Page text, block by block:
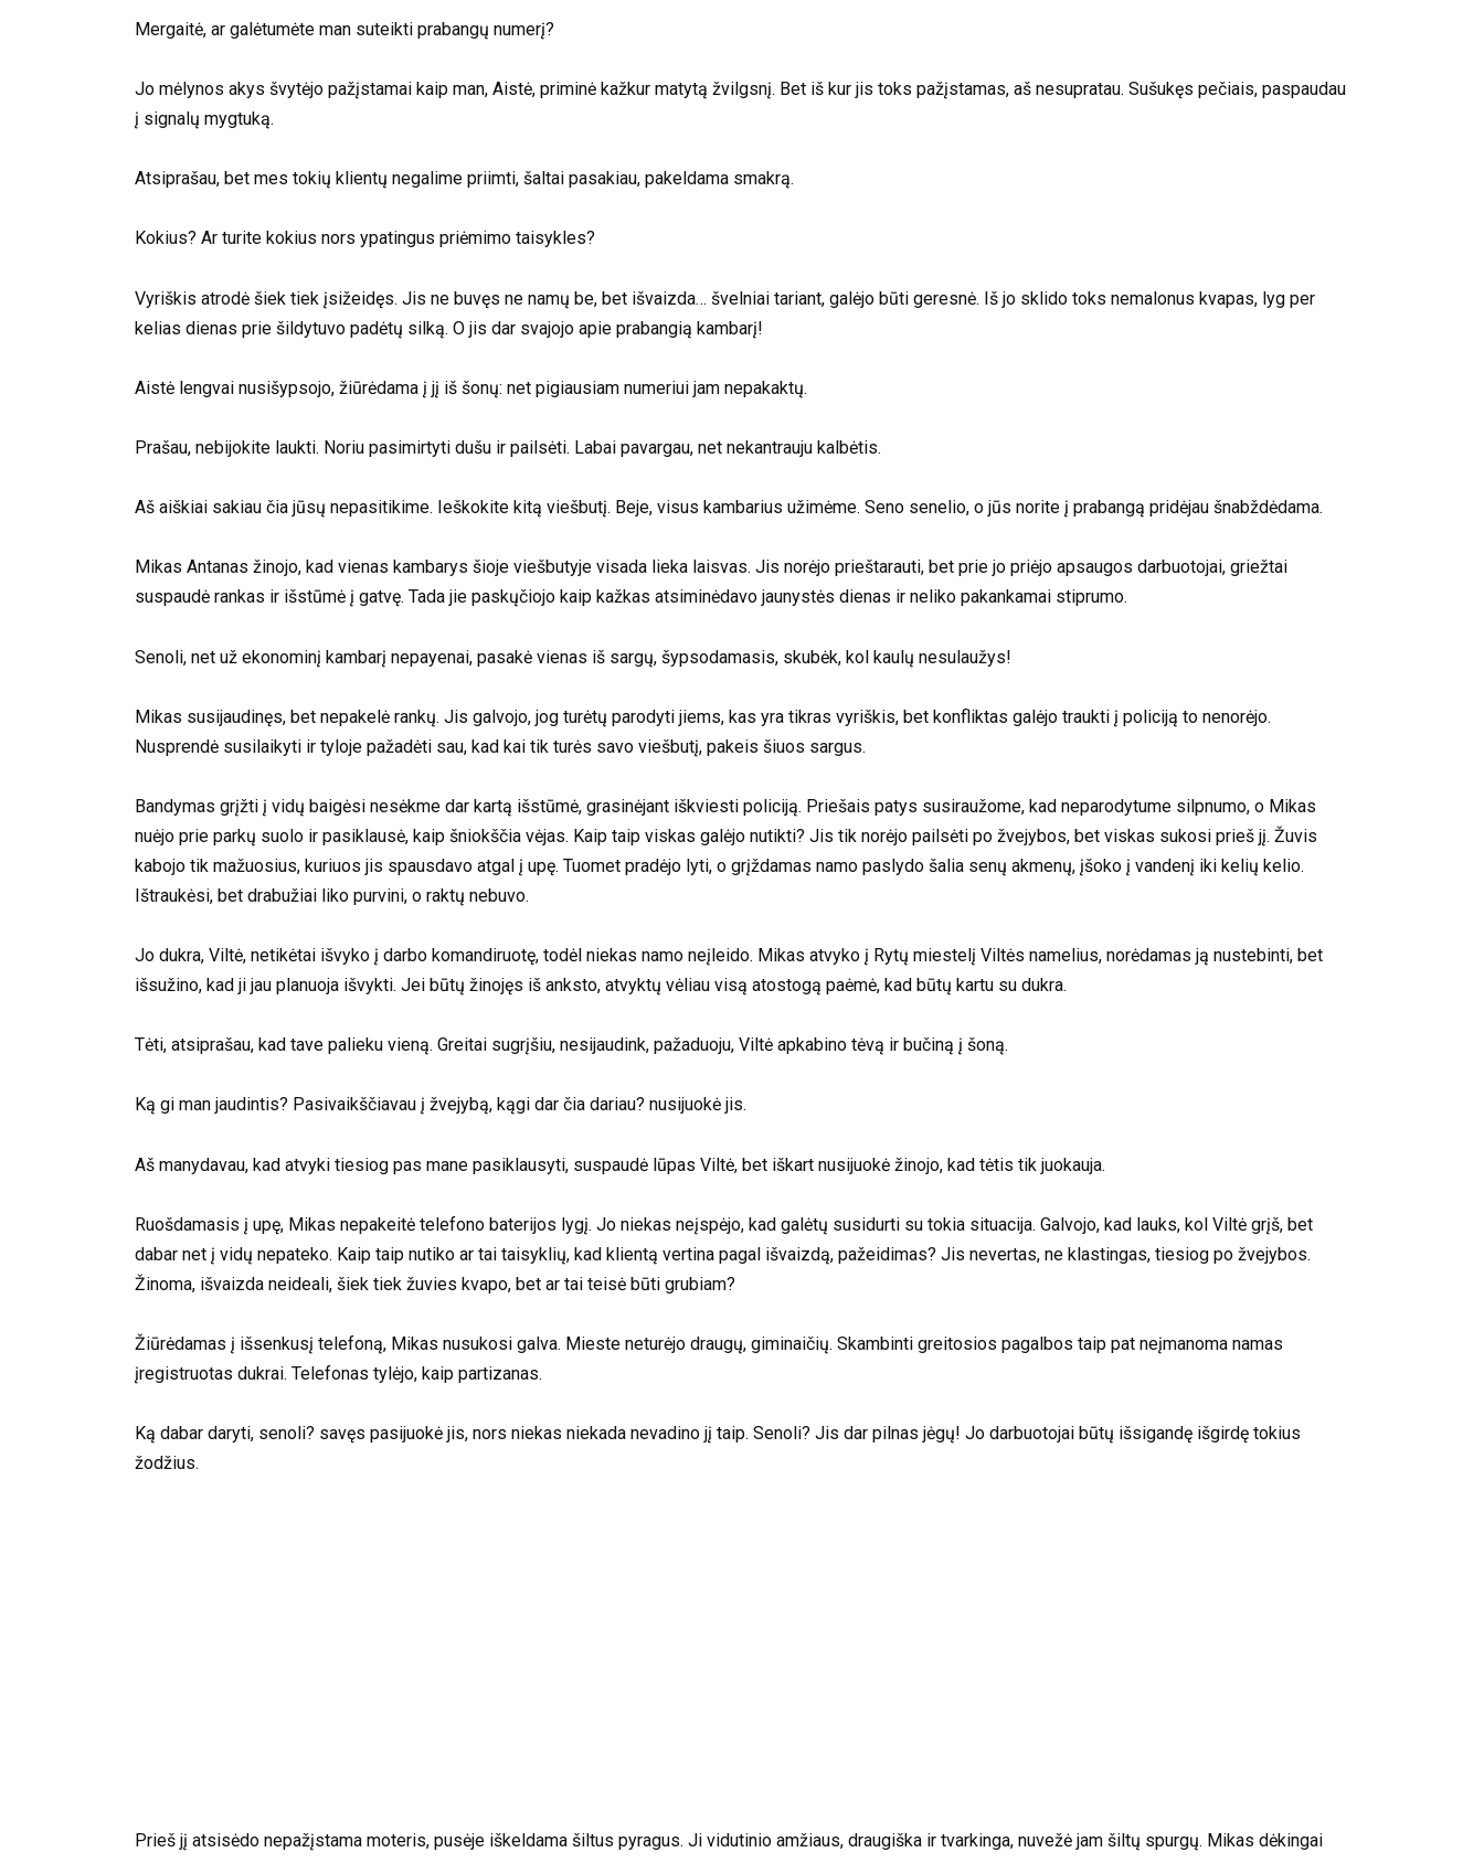
Mergaitė, ar galėtumėte man suteikti prabangų numerį?
Jo mėlynos akys švytėjo pažįstamai kaip man, Aistė, priminė kažkur matytą žvilgsnį. Bet iš kur jis toks pažįstamas, aš nesupratau. Sušukęs pečiais, paspaudau
į signalų mygtuką.
Atsiprašau, bet mes tokių klientų negalime priimti, šaltai pasakiau, pakeldama smakrą.
Kokius? Ar turite kokius nors ypatingus priėmimo taisykles?
Vyriškis atrodė šiek tiek įsižeidęs. Jis ne buvęs ne namų be, bet išvaizda… švelniai tariant, galėjo būti geresnė. Iš jo sklido toks nemalonus kvapas, lyg per
kelias dienas prie šildytuvo padėtų silką. O jis dar svajojo apie prabangią kambarį!
Aistė lengvai nusišypsojo, žiūrėdama į jį iš šonų: net pigiausiam numeriui jam nepakaktų.
Prašau, nebijokite laukti. Noriu pasimirtyti dušu ir pailsėti. Labai pavargau, net nekantrauju kalbėtis.
Aš aiškiai sakiau čia jūsų nepasitikime. Ieškokite kitą viešbutį. Beje, visus kambarius užimėme. Seno senelio, o jūs norite į prabangą pridėjau šnabždėdama.
Mikas Antanas žinojo, kad vienas kambarys šioje viešbutyje visada lieka laisvas. Jis norėjo prieštarauti, bet prie jo priėjo apsaugos darbuotojai, griežtai
suspaudė rankas ir išstūmė į gatvę. Tada jie paskųčiojo kaip kažkas atsiminėdavo jaunystės dienas ir neliko pakankamai stiprumo.
Senoli, net už ekonominį kambarį nepayenai, pasakė vienas iš sargų, šypsodamasis, skubėk, kol kaulų nesulaužys!
Mikas susijaudinęs, bet nepakelė rankų. Jis galvojo, jog turėtų parodyti jiems, kas yra tikras vyriškis, bet konfliktas galėjo traukti į policiją to nenorėjo.
Nusprendė susilaikyti ir tyloje pažadėti sau, kad kai tik turės savo viešbutį, pakeis šiuos sargus.
Bandymas grįžti į vidų baigėsi nesėkme dar kartą išstūmė, grasinėjant iškviesti policiją. Priešais patys susiraužome, kad neparodytume silpnumo, o Mikas
nuėjo prie parkų suolo ir pasiklausė, kaip šniokščia vėjas. Kaip taip viskas galėjo nutikti? Jis tik norėjo pailsėti po žvejybos, bet viskas sukosi prieš jį. Žuvis
kabojo tik mažuosius, kuriuos jis spausdavo atgal į upę. Tuomet pradėjo lyti, o grįždamas namo paslydo šalia senų akmenų, įšoko į vandenį iki kelių kelio.
Ištraukėsi, bet drabužiai liko purvini, o raktų nebuvo.
Jo dukra, Viltė, netikėtai išvyko į darbo komandiruotę, todėl niekas namo neįleido. Mikas atvyko į Rytų miestelį Viltės namelius, norėdamas ją nustebinti, bet
išsužino, kad ji jau planuoja išvykti. Jei būtų žinojęs iš anksto, atvyktų vėliau visą atostogą paėmė, kad būtų kartu su dukra.
Tėti, atsiprašau, kad tave palieku vieną. Greitai sugrįšiu, nesijaudink, pažaduoju, Viltė apkabino tėvą ir bučiną į šoną.
Ką gi man jaudintis? Pasivaikščiavau į žvejybą, kągi dar čia dariau? nusijuokė jis.
Aš manydavau, kad atvyki tiesiog pas mane pasiklausyti, suspaudė lūpas Viltė, bet iškart nusijuokė žinojo, kad tėtis tik juokauja.
Ruošdamasis į upę, Mikas nepakeitė telefono baterijos lygį. Jo niekas neįspėjo, kad galėtų susidurti su tokia situacija. Galvojo, kad lauks, kol Viltė grįš, bet
dabar net į vidų nepateko. Kaip taip nutiko ar tai taisyklių, kad klientą vertina pagal išvaizdą, pažeidimas? Jis nevertas, ne klastingas, tiesiog po žvejybos.
Žinoma, išvaizda neideali, šiek tiek žuvies kvapo, bet ar tai teisė būti grubiam?
Žiūrėdamas į išsenkusį telefoną, Mikas nusukosi galva. Mieste neturėjo draugų, giminaičių. Skambinti greitosios pagalbos taip pat neįmanoma namas
įregistruotas dukrai. Telefonas tylėjo, kaip partizanas.
Ką dabar daryti, senoli? savęs pasijuokė jis, nors niekas niekada nevadino jį taip. Senoli? Jis dar pilnas jėgų! Jo darbuotojai būtų išsigandę išgirdę tokius
žodžius.
Prieš jį atsisėdo nepažįstama moteris, pusėje iškeldama šiltus pyragus. Ji vidutinio amžiaus, draugiška ir tvarkinga, nuvežė jam šiltų spurgų. Mikas dėkingai